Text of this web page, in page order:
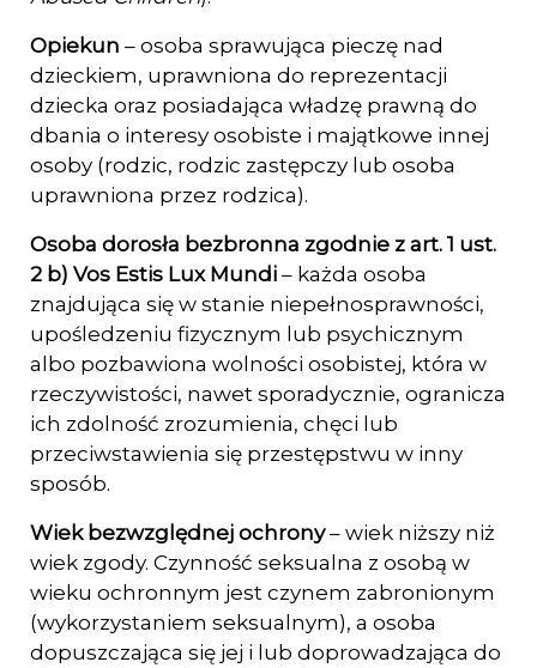
Opiekun – osoba sprawująca pieczę nad
dzieckiem, uprawniona do reprezentacji
dziec­ka oraz posiadająca władzę prawną do
dbania o interesy osobiste i majątkowe innej
osoby (rodzic, rodzic zastępczy lub osoba
uprawniona przez rodzica).
Osoba dorosła bezbronna zgodnie z art. 1 ust.
2 b) Vos Estis Lux Mundi – każda osoba
znajdująca się w stanie niepełnosprawności,
upośledzeniu fizycznym lub psychicz­nym
albo pozbawiona wolności osobistej, która w
rzeczywistości, nawet spora­dycznie, ogranicza
ich zdolność zrozumienia, chęci lub
przeciwstawienia się prze­stępstwu w inny
sposób.
Wiek bezwzględnej ochrony– wiek niższy niż
wiek zgody. Czynność seksualna z osobą w
wieku ochronnym jest czynem zabronionym
(wykorzystaniem seksualnym), a osoba
dopuszczająca się jej i lub doprowadzająca do